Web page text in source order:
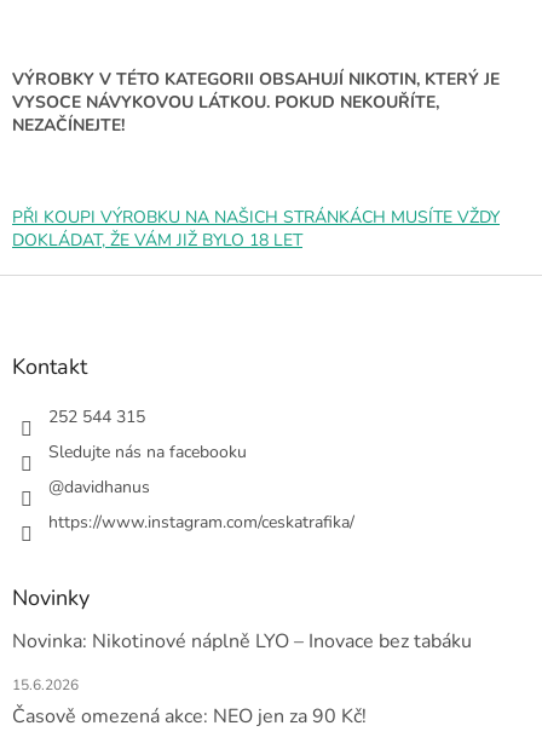
VÝROBKY V TÉTO KATEGORII OBSAHUJÍ NIKOTIN, KTERÝ JE
VYSOCE NÁVYKOVOU LÁTKOU. POKUD NEKOUŘÍTE,
NEZAČÍNEJTE!
PŘI KOUPI VÝROBKU NA NAŠICH STRÁNKÁCH MUSÍTE VŽDY
DOKLÁDAT, ŽE VÁM JIŽ BYLO 18 LET
Z
Kontakt
252 544 315
Sledujte nás na facebooku
@davidhanus
https://www.instagram.com/ceskatrafika/
Novinky
Novinka: Nikotinové náplně LYO – Inovace bez tabáku
15.6.2026
Časově omezená akce: NEO jen za 90 Kč!